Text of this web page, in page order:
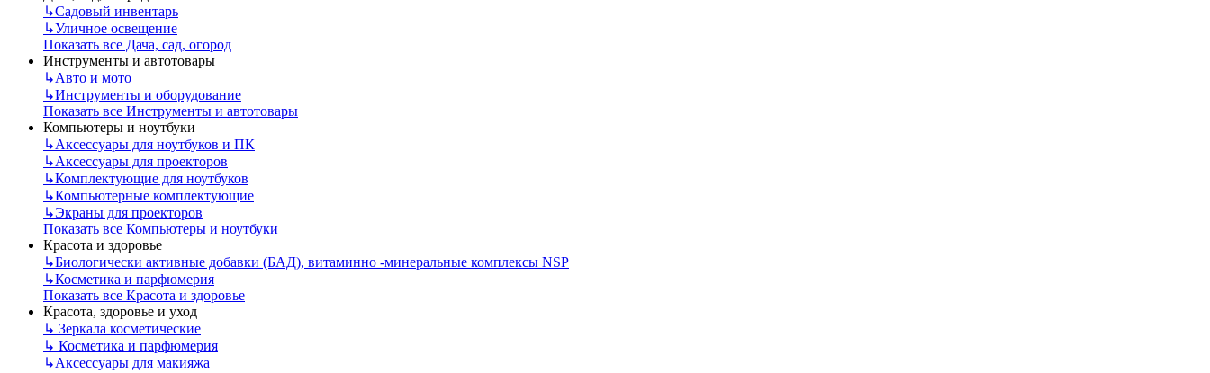
↳Садовый инвентарь
↳Уличное освещение
Показать все Дача, сад, огород
Инструменты и автотовары
↳Авто и мото
↳Инструменты и оборудование
Показать все Инструменты и автотовары
Компьютеры и ноутбуки
↳Аксессуары для ноутбуков и ПК
↳Аксессуары для проекторов
↳Комплектующие для ноутбуков
↳Компьютерные комплектующие
↳Экраны для проекторов
Показать все Компьютеры и ноутбуки
Красота и здоровье
↳Биологически активные добавки (БАД), витаминно -минеральные комплексы NSP
↳Косметика и парфюмерия
Показать все Красота и здоровье
Красота, здоровье и уход
↳ Зеркала косметические
↳ Косметика и парфюмерия
↳Аксессуары для макияжа